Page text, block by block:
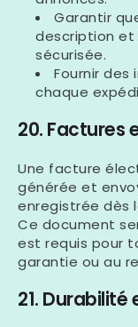
Garantir
description et
sécurisée.
Fournir des
chaque
20. Factures
Une facture
générée et
enregistrée dès
Ce document
est requis pour
garantie ou au
21.